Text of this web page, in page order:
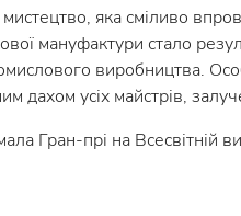
яка сміливо
мануфактури стало
виробництва.
дахом усіх майстрів,
Гран-прі на Всесвітній